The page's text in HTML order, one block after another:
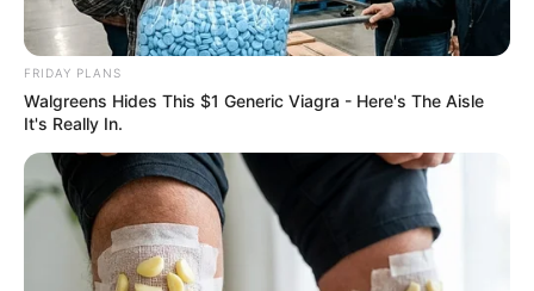
โอกาสนี้ พลโท สรรเสริญ แก้วกำเนิด อธิบดีกรม
ประชาสัมพันธ์ ในฐานะประธานกรรมการแผนก
ประชาสัมพันธ์งานกาชาด ประจำปี ๒๕๖๒ พร้อมด้วย นาง
จันทร์ประภา วิชิตชลชัย รองผู้อำนวยการสำนักงานจัดหา
รายได้ สภากาชาดไทย นำคณะกรรมการจัดงานกาชาด
เข้าพบเพื่อประชาสัมพันธ์การจัดงานกาชาด ประจำปี
๒๕๖๒ ภายใต้แนวคิด “เย็นศิระเพราะพระบริบาล เกิดสาย
ธารการให้ที่งดงาม” เพื่อเฉลิมพระเกียรติ พระบาทสมเด็จ
FRIDAY PLANS
Walgreens Hides This $1 Generic Viagra - Here's The Aisle
It's Really In.